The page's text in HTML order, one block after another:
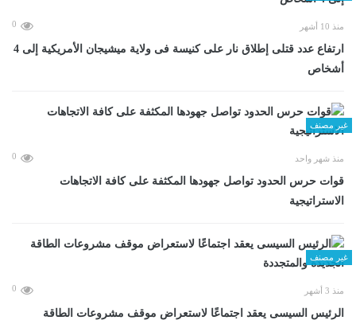
منذ 10 أشهر 0
ارتفاع عدد قتلى إطلاق نار على كنيسة فى ولاية ميشيجان الأمريكية إلى 4
أشخاص
غير مصنف
منذ شهر واحد 0
قوات حرس الحدود تواصل جهودها المكثفة على كافة الاتجاهات
الاستراتيجية
غير مصنف
منذ 3 أشهر 0
الرئيس السيسى يعقد اجتماعًا لاستعراض موقف مشروعات الطاقة